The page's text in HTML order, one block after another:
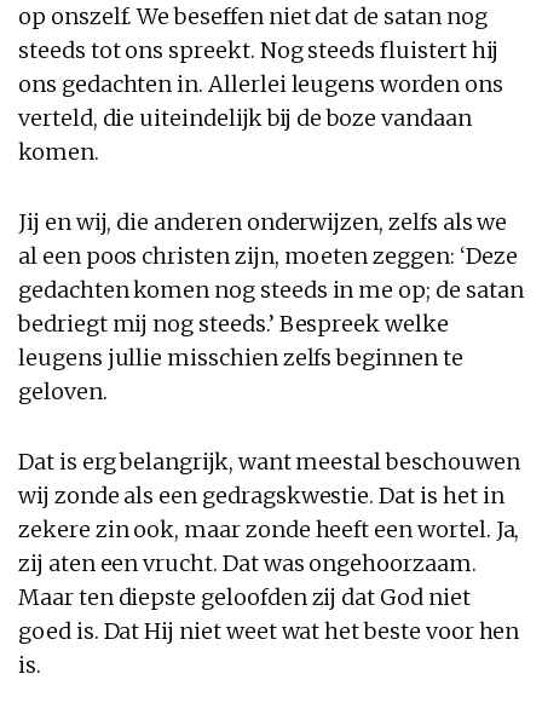
op onszelf. We beseffen niet dat de satan nog
steeds tot ons spreekt. Nog steeds fluistert hij
ons gedachten in. Allerlei leugens worden ons
verteld, die uiteindelijk bij de boze vandaan
komen.
Jij en wij, die anderen onderwijzen, zelfs als we
al een poos christen zijn, moeten zeggen: ‘Deze
gedachten komen nog steeds in me op; de satan
bedriegt mij nog steeds.’ Bespreek welke
leugens jullie misschien zelfs beginnen te
geloven.
Dat is erg belangrijk, want meestal beschouwen
wij zonde als een gedragskwestie. Dat is het in
zekere zin ook, maar zonde heeft een wortel. Ja,
zij aten een vrucht. Dat was ongehoorzaam.
Maar ten diepste geloofden zij dat God niet
goed is. Dat Hij niet weet wat het beste voor hen
is.